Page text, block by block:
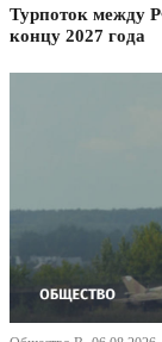
Турпоток между
концу 2027 года